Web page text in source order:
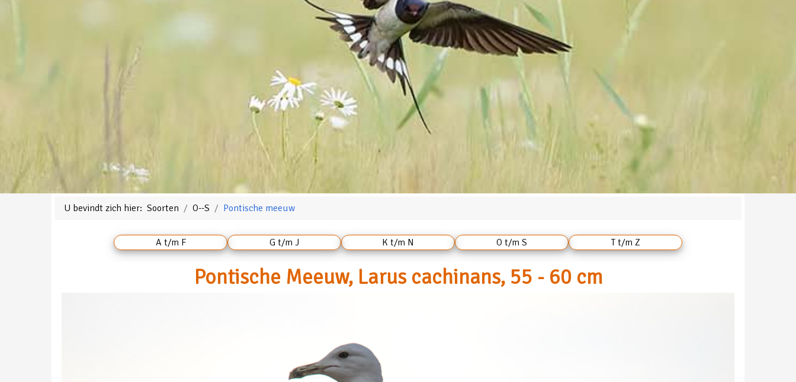
U bevindt zich hier: Soorten O--S Pontische meeuw
A t/m F G t/m J K t/m N O t/m S T t/m Z
Pontische Meeuw, Larus cachinans, 55 - 60 cm